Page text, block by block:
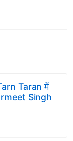
Taran में
Singh